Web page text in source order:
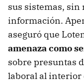
sus sistemas, sin
información.
aseguró que
amenaza como
sobre presuntas
laboral al interior